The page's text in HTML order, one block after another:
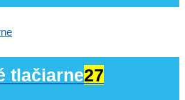
tlačiarne27